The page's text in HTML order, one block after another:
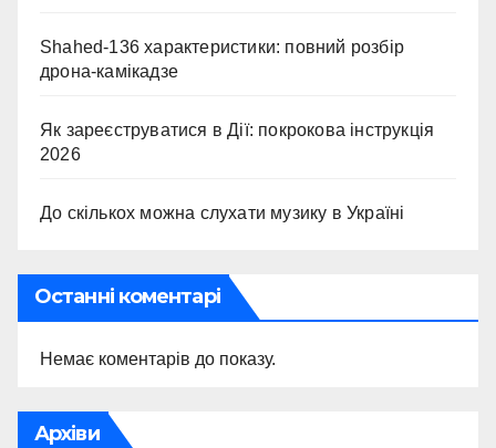
Shahed-136 характеристики: повний розбір
дрона-камікадзе
Як зареєструватися в Дії: покрокова інструкція
2026
До скількох можна слухати музику в Україні
Останні коментарі
Немає коментарів до показу.
Архіви